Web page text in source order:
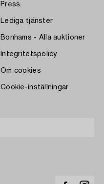
Press
Lediga tjänster
Bonhams - Alla auktioner
Integritetspolicy
Om cookies
Cookie-inställningar